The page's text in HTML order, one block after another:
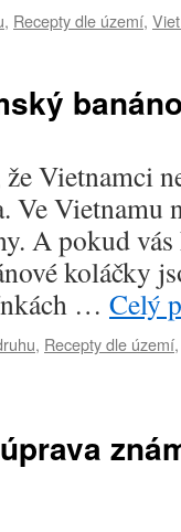
, Recepty dle území,
Vietnamci
Ve Vietnamu
A pokud
koláčky
… Celý
, Recepty dle území